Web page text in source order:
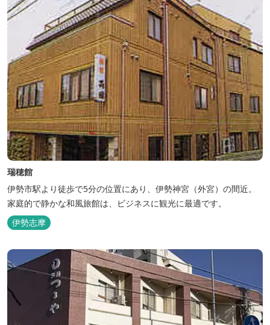
瑞穂館
伊勢市駅より徒歩で5分の位置にあり、伊勢神宮（外宮）の間近。
家庭的で静かな和風旅館は、ビジネスに観光に最適です。
伊勢志摩